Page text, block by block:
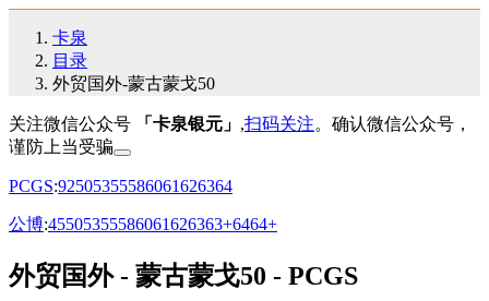
卡泉
目录
外贸国外-蒙古蒙戈50
关注微信公众号 「卡泉银元」 ,扫码关注。确认微信公众号，
谨防上当受骗
PCGS:92505355586061626364
公博:45505355586061626363+6464+
外贸国外 - 蒙古蒙戈50 - PCGS